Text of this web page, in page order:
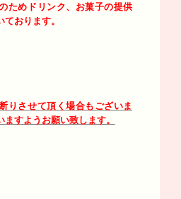
ためドリンク、お菓子の提供
ております。
りさせて頂く場合もございま
すようお願い致します。